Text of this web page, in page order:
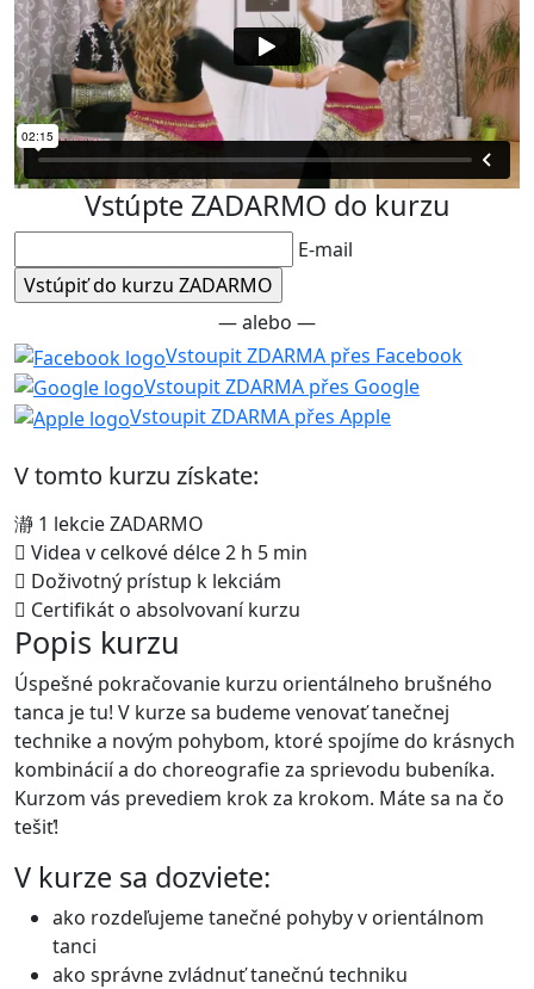
Vstúpte ZADARMO do kurzu
E-mail
— alebo —
Vstoupit ZDARMA přes Facebook
Vstoupit ZDARMA přes Google
Vstoupit ZDARMA přes Apple
V tomto kurzu získate:
1 lekcie ZADARMO
Videa v celkové délce 2 h 5 min
Doživotný prístup k lekciám
Certifikát o absolvovaní kurzu
Popis kurzu
Úspešné pokračovanie kurzu orientálneho brušného
tanca je tu! V kurze sa budeme venovať tanečnej
technike a novým pohybom, ktoré spojíme do krásnych
kombinácií a do choreografie za sprievodu bubeníka.
Kurzom vás prevediem krok za krokom. Máte sa na čo
tešiť!
V kurze sa dozviete:
ako rozdeľujeme tanečné pohyby v orientálnom
tanci
ako správne zvládnuť tanečnú techniku